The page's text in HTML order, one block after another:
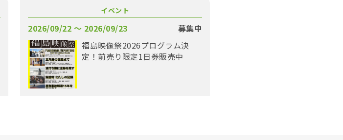
イベント
2026/09/22 〜 2026/09/23
募集中
福島映像祭2026プログラム決
定！前売り限定1日券販売中